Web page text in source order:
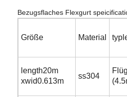
Bezugsflaches Flexgurt
Größe Material
length20m
xwid0.613m
ss304